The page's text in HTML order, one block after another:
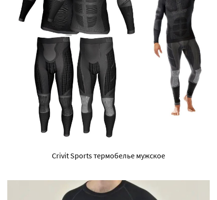
Crivit Sports термобелье мужское